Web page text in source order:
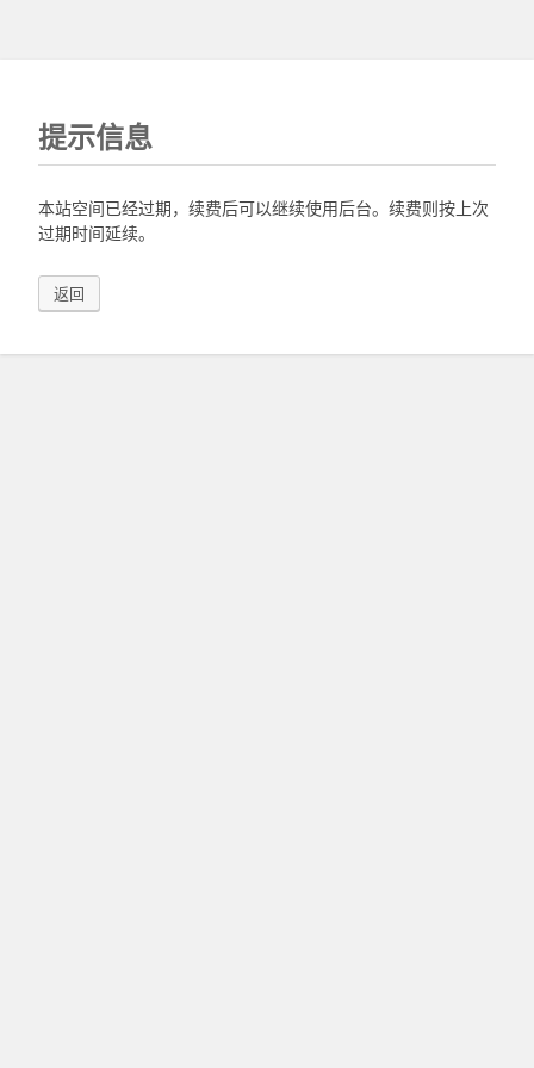
提示信息
本站空间已经过期，续费后可以继续使用后台。续费则按上次
过期时间延续。
返回